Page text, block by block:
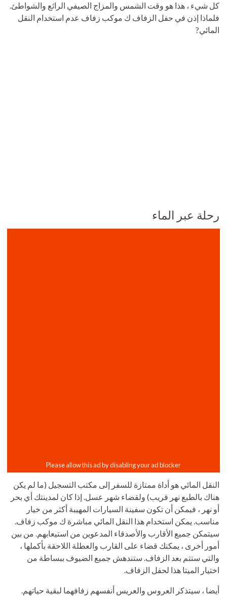
كل شيء ، هذا هو وقت الشمس والمزاج الصيفي الرائع والشواطئ.
فلماذا إذن في حفل الزفاف ك موكب زفاف عدم استخدام النقل
المائي?
رحلة عبر الماء
النقل المائي هو أداة ممتازة للسفر إلى مكتب التسجيل (ما لم يكن
هناك بالطبع نهر قريب) ولقضاء شهر عسل. إذا كان لمدينتك أي بحر
أو نهر ، فيمكن أن تكون سفينة السيارات المهيبة أكثر من خيار
مناسب. يمكن استخدام هذا النقل المائي مباشرة ك موكب زفاف.
سيتمكن جميع الأقارب والأصدقاء المدعوين من استيعابهم. من بين
أمور أخرى ، يمكنك قضاء على القارب والعطلة اللاحقة بأكملها ،
والتي ستتم بعد الزفاف. ستندهش جميع الضيوف ببساطة من
اختيار الميتا هذا لحفل الزفاف.
أيضا ، سيتذكر العروس والعريس أنفسهم زفافهما لبقية حياتهم.